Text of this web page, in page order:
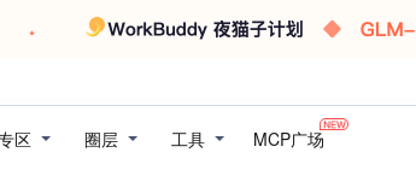
区 圈层 工具 MCP广场